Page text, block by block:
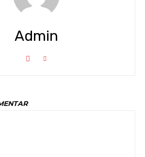
Admin